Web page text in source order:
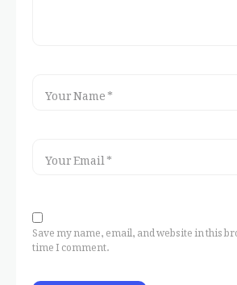
Save my name, email, and website in this
time I comment.